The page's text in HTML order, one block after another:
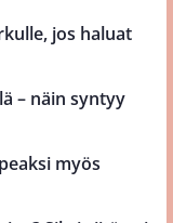
jos haluat
– näin syntyy
myös